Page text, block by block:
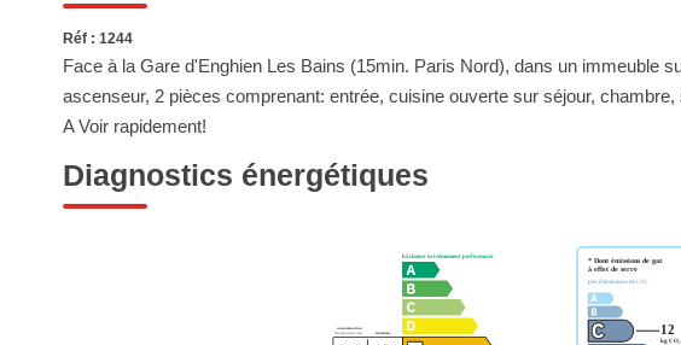
Réf : 1244
Face à la Gare d'Enghien Les Bains (15min. Paris Nord), dans un immeuble
ascenseur, 2 pièces comprenant: entrée, cuisine ouverte sur séjour,
A Voir rapidement!
Diagnostics énergétiques